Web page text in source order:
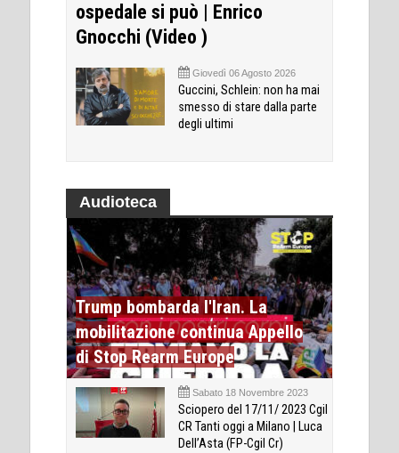
ospedale si può | Enrico
Gnocchi (Video )
Giovedì 06 Agosto 2026
Guccini, Schlein: non ha mai
smesso di stare dalla parte
degli ultimi
Audioteca
Trump bombarda l'Iran. La
mobilitazione continua Appello
di Stop Rearm Europe
Sabato 18 Novembre 2023
Sciopero del 17/11/ 2023 Cgil
CR Tanti oggi a Milano | Luca
Dell’Asta (FP-Cgil Cr)